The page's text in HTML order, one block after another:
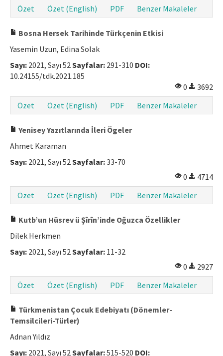
Özet
Özet (English) PDF Benzer Makaleler
Bosna Hersek Tarihinde Türkçenin Etkisi
Yasemin Uzun, Edina Solak
Sayı: 2021, Sayı 52 Sayfalar: 291-310 DOI:
10.24155/tdk.2021.185
0
3692
Özet
Özet (English) PDF Benzer Makaleler
Yenisey Yazıtlarında İleri Ögeler
Ahmet Karaman
Sayı: 2021, Sayı 52 Sayfalar:33-70
0
4714
Özet
Özet (English) PDF Benzer Makaleler
Kutb’un Hüsrev ü Şîrîn’inde Oğuzca Özellikler
Dilek Herkmen
Sayı: 2021, Sayı 52 Sayfalar: 11-32
0
2927
Özet
Özet (English) PDF Benzer Makaleler
Türkmenistan Çocuk Edebiyatı (Dönemler-
Temsilcileri-Türler)
Adnan Yıldız
Sayı: 2021, Sayı 52 Sayfalar:515-520 DOI: